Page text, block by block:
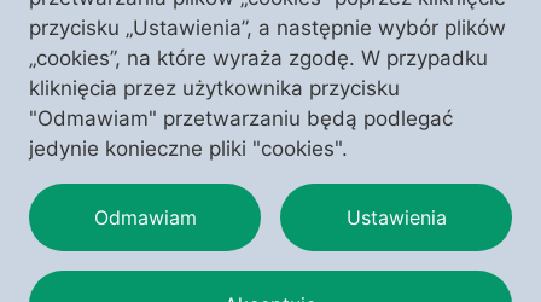
Christiana” wraz ze współorganizującym nasze Kluby
Stowarzyszeniem Ks. […]
przycisku „Ustawienia”, a następnie wybór plików
„cookies”, na które wyraża zgodę. W przypadku
kliknięcia przez użytkownika przycisku
"Odmawiam" przetwarzaniu będą podlegać
jedynie konieczne pliki "cookies".
Odmawiam Ustawienia